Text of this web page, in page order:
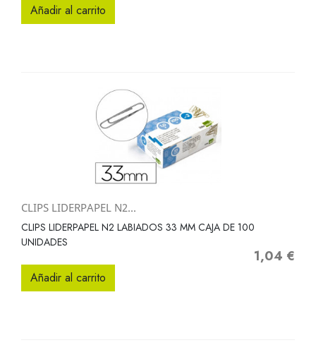
Añadir al carrito
CLIPS LIDERPAPEL N2...
CLIPS LIDERPAPEL N2 LABIADOS 33 MM CAJA DE 100
UNIDADES
Precio
1,04 €
Añadir al carrito